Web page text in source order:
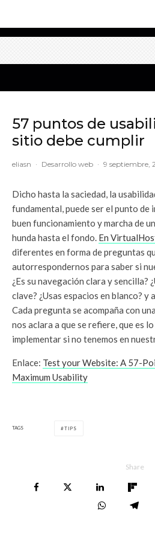
57 puntos de
sitio debe cumplir
eliasn · Desarrollo web · 9 septiembre,
Dicho hasta la saciedad, la
fundamental, puede ser el punto de
buen funcionamiento y marcha de
hunda hasta el fondo. En
diferentes en forma de preguntas
autorrespondernos para saber si
¿Es su navegación clara y sencilla?
clave? ¿Usas espacios en blanco?
Cada pregunta se acompaña con
nos aclara a que se refiere, que es
implementar si no tenemos en
Enlace: Test your Website: A 57-
Maximum Usability
TAGS TIPS
Share